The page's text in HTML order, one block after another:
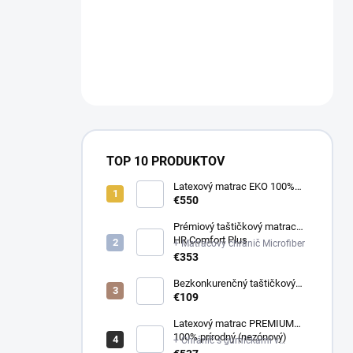
TOP 10 PRODUKTOV
Latexový matrac EKO 100%
prírodný (multizónový)
€550
Prémiový taštičkový matrac
HR Comfort Plus
+ Matracový chránič Microfiber
€353
Bezkonkurenčný taštičkový
matrac Optima
€109
Latexový matrac PREMIUM
100% prírodný (nezónový)
+ Chránič s gumičkami v